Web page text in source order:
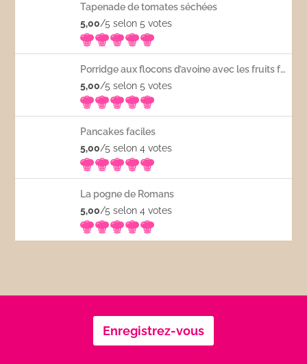
Tapenade de tomates séchées
5,00/5 selon 5votes
Porridge aux flocons d’avoine avec les fruits frais
5,00/5 selon 5votes
Pancakes faciles
5,00/5 selon 4votes
La pogne de Romans
5,00/5 selon 4votes
Enregistrez-vous